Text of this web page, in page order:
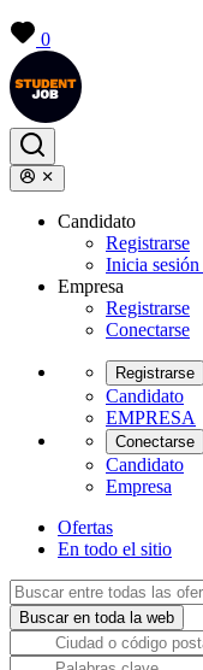
0
Candidato
Registrarse
Inicia
Empresa
Registrarse
Conectarse
Registrarse
Candidato
EMPRESA
Conectarse
Candidato
Empresa
Ofertas
En todo el sitio